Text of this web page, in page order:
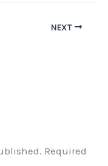
NEXT
Required